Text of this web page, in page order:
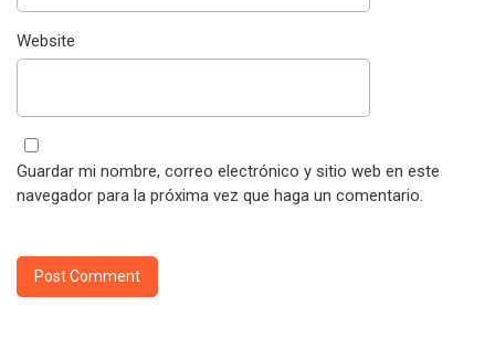
Website
Guardar mi nombre, correo electrónico y sitio web en este
navegador para la próxima vez que haga un comentario.